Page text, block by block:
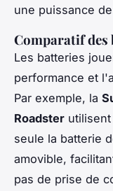
une puissance
Comparatif des
Les batteries
performance et
Par exemple, la
Roadster
seule la batterie
amovible,
pas de prise de